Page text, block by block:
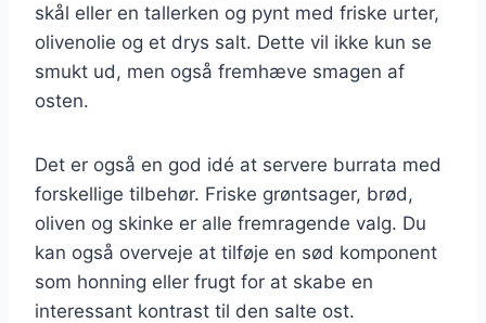
skål eller en tallerken og pynt med friske urter,
olivenolie og et drys salt. Dette vil ikke kun se
smukt ud, men også fremhæve smagen af
osten.
Det er også en god idé at servere burrata med
forskellige tilbehør. Friske grøntsager, brød,
oliven og skinke er alle fremragende valg. Du
kan også overveje at tilføje en sød komponent
som honning eller frugt for at skabe en
interessant kontrast til den salte ost.